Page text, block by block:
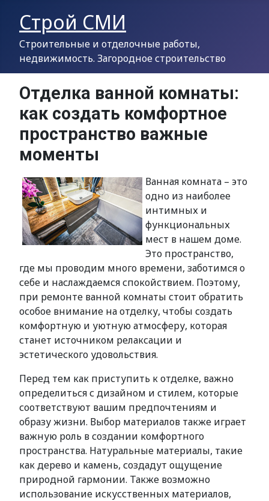
Строй СМИ
Строительные и отделочные работы,
недвижимость. Загородное строительство
Отделка ванной комнаты:
как создать комфортное
пространство важные
моменты
Ванная комната – это
одно из наиболее
интимных и
функциональных
мест в нашем доме.
Это пространство,
где мы проводим много времени, заботимся о
себе и наслаждаемся спокойствием. Поэтому,
при ремонте ванной комнаты стоит обратить
особое внимание на отделку, чтобы создать
комфортную и уютную атмосферу, которая
станет источником релаксации и
эстетического удовольствия.
Перед тем как приступить к отделке, важно
определиться с дизайном и стилем, которые
соответствуют вашим предпочтениям и
образу жизни. Выбор материалов также играет
важную роль в создании комфортного
пространства. Натуральные материалы, такие
как дерево и камень, создадут ощущение
природной гармонии. Также возможно
использование искусственных материалов,